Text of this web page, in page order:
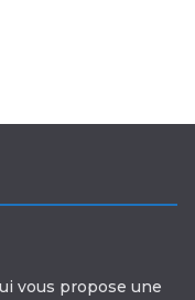
vous propose une